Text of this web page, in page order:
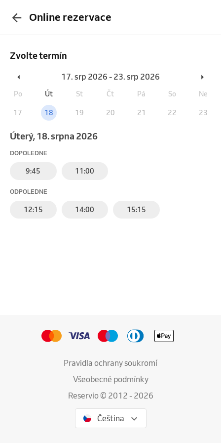
Online rezervace
Zvolte termín
17. srp 2026 - 23. srp 2026
Po Út St Čt Pá So Ne
17 18 19 20 21 22 23
úterý, 18. srpna 2026
DOPOLEDNE
9:45 11:00
ODPOLEDNE
12:15 14:00 15:15
Pravidla ochrany soukromí
Všeobecné podmínky
Reservio © 2012 - 2026
Čeština